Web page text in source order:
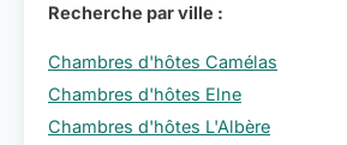
Recherche par ville :
Chambres d'hôtes Camélas
Chambres d'hôtes Elne
Chambres d'hôtes L'Albère